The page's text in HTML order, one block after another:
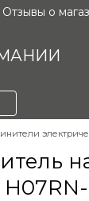
Отзывы о